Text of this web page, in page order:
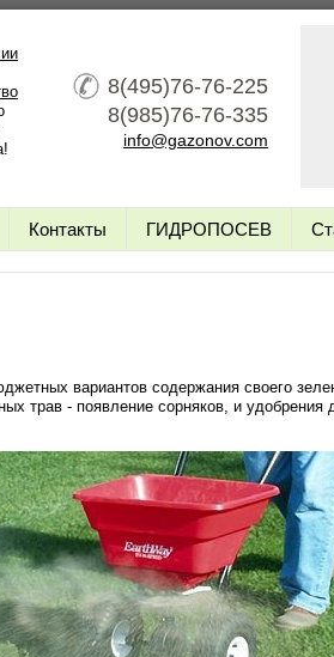
8(495)76-76-225
8(985)76-76-335
info@gazonov.com
Контакты ГИДРОПОСЕВ
вариантов содержания своего
трав - появление сорняков, и удобрения